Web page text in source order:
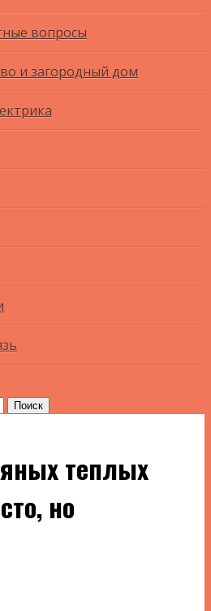
вопросы
и загородный дом
теплых
но